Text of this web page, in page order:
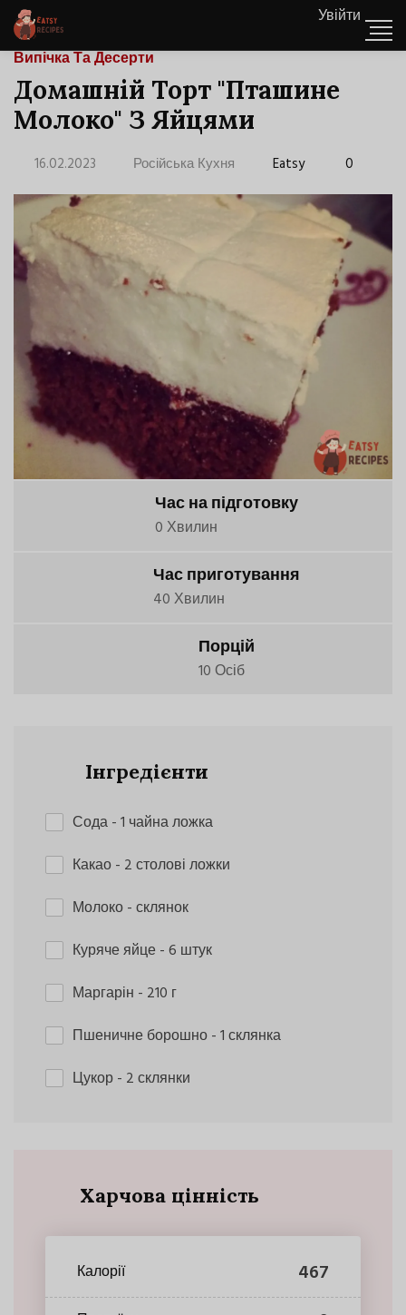
Увійти
Випічка Та Десерти
Домашній Торт "Пташине
Молоко" З Яйцями
16.02.2023 Російська Кухня Eatsy 0
Час на підготовку
0 Хвилин
Час приготування
40 Хвилин
Порцій
10 Осіб
Інгредієнти
Сода- 1 чайна ложка
Какао- 2 столові ложки
Молоко- склянок
Куряче яйце- 6 штук
Маргарін - 210 г
Пшеничне борошно- 1 склянка
Цукор- 2 склянки
Харчова цінність
Калорії 467